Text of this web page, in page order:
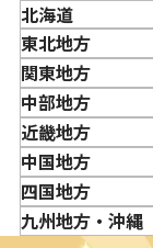
「金・貴金属の
金・貴金属はい
が違うって本当
貴金属の売り時
北海道
東北地方
青森県
岩手県
宮城県
秋田県
山形県
福島県
関東地方
東京都
神奈川県
埼玉県
千葉県
茨城県
中部地方
新潟県
富山県
石川県
山梨県
近畿地方
三重県
滋賀県
京都府
中国地方
鳥取県
島根県
四国地方
徳島県
九州地方・沖縄